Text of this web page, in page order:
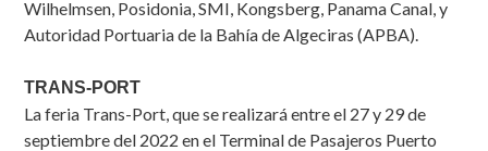
Wilhelmsen, Posidonia, SMI, Kongsberg, Panama Canal, y
Autoridad Portuaria de la Bahía de Algeciras (APBA).
TRANS-PORT
La feria Trans-Port, que se realizará entre el 27 y 29 de
septiembre del 2022 en el Terminal de Pasajeros Puerto